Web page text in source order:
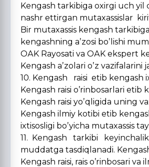
Kengash tarkibiga oxirgi uch
nashr ettirgan mutaxassislar
Bir mutaxassis kengash
kengashning aʼzosi boʼlishi
OАK Rayosati va OАK ekspert
Kengash aʼzolari oʼz
10. Kengash raisi etib kengash
Kengash raisi oʼrinbosarlari
Kengash raisi yoʼqligida uning
Kengash ilmiy kotibi etib
ixtisosligi boʼyicha mutaxassis
11. Kengash tarkibi
muddatga tasdiqlanadi.
Kengash raisi, rais oʼrinbosari